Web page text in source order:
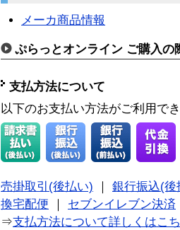
メーカ商品情報
ぷらっとオンライン ご購入の
支払方法について
以下のお支払い方法がご利用で
売掛取引(後払い)
銀行振込(後
換宅配便
セブンイレブン決済
⇒支払方法について詳しくはこ